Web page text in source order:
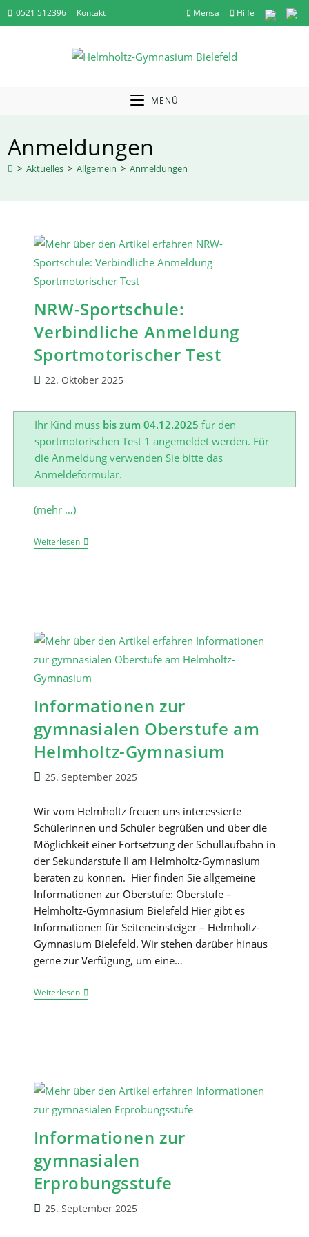
Zum
Inhalt
Mensa Hilfe
0521 512396 Kontakt
MENÜ
Anmeldungen
> Aktuelles > Allgemein > Anmeldungen
NRW-Sportschule:
Verbindliche Anmeldung
Sportmotorischer Test
Beitrag
22. Oktober 2025
Ihr Kind muss bis zum 04.12.2025 für den
sportmotorischen Test 1 angemeldet werden. Für
die Anmeldung verwenden Sie bitte das
Anmeldeformular.
(mehr …)
WeiterlesenNRW-
Sportschule:
Informationen zur
gymnasialen Oberstufe am
Helmholtz-Gymnasium
Beitrag
25. September 2025
Wir vom Helmholtz freuen uns interessierte
Schülerinnen und Schüler begrüßen und über die
Möglichkeit einer Fortsetzung der Schullaufbahn in
der Sekundarstufe II am Helmholtz-Gymnasium
beraten zu können. Hier finden Sie allgemeine
Informationen zur Oberstufe: Oberstufe –
Helmholtz-Gymnasium Bielefeld Hier gibt es
Informationen für Seiteneinsteiger – Helmholtz-
Gymnasium Bielefeld. Wir stehen darüber hinaus
gerne zur Verfügung, um eine…
WeiterlesenInformationen
Zur
Informationen zur
gymnasialen
Erprobungsstufe
Beitrag
25. September 2025